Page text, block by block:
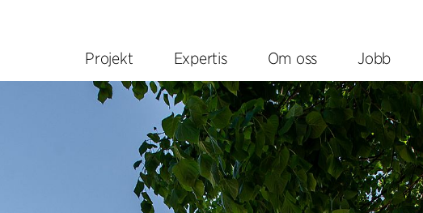
Projekt Expertis Om oss Jobb